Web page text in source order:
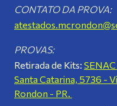
CONTATO DA PROVA:
PROVAS:
Retirada de Kits:
Santa Catarina, 5736 -
Rondon - PR.